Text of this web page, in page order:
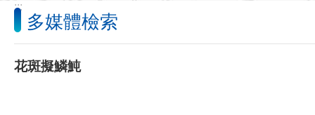
:::
多媒體檢索
花斑擬鱗魨